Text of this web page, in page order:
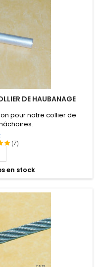
DE HAUBANAGE
(7)
pour notre collier de
en stock